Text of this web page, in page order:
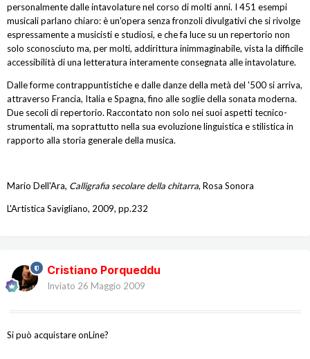
personalmente dalle intavolature nel corso di molti anni. I 451 esempi
musicali parlano chiaro: è un'opera senza fronzoli divulgativi che si rivolge
espressamente a musicisti e studiosi, e che fa luce su un repertorio non
solo sconosciuto ma, per molti, addirittura inimmaginabile, vista la difficile
accessibilità di una letteratura interamente consegnata alle intavolature.
Dalle forme contrappuntistiche e dalle danze della metà del '500 si arriva,
attraverso Francia, Italia e Spagna, fino alle soglie della sonata moderna.
Due secoli di repertorio. Raccontato non solo nei suoi aspetti tecnico-
strumentali, ma soprattutto nella sua evoluzione linguistica e stilistica in
rapporto alla storia generale della musica.
Mario Dell'Ara, Calligrafia secolare della chitarra, Rosa Sonora
L'Artistica Savigliano, 2009, pp.232
Cristiano Porqueddu
Inviato 26 Maggio 2009
Si può acquistare onLine?